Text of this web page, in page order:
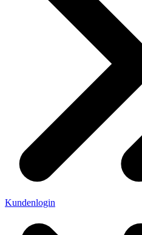
Kundenlogin